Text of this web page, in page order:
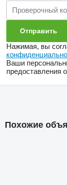
Нажимая, вы
Ваши
предоставления
Похожие